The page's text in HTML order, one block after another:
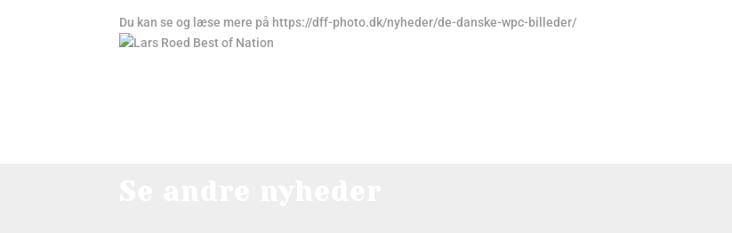
Du kan se og læse mere på https://dff-photo.dk/nyheder/de-danske-wpc-billeder/